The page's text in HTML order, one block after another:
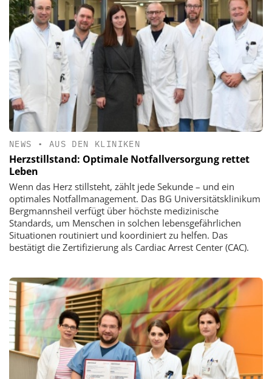
NEWS • AUS DEN KLINIKEN
Herzstillstand: Optimale Notfallversorgung rettet
Leben
Wenn das Herz stillsteht, zählt jede Sekunde – und ein
optimales Notfallmanagement. Das BG Universitätsklinikum
Bergmannsheil verfügt über höchste medizinische
Standards, um Menschen in solchen lebensgefährlichen
Situationen routiniert und koordiniert zu helfen. Das
bestätigt die Zertifizierung als Cardiac Arrest Center (CAC).